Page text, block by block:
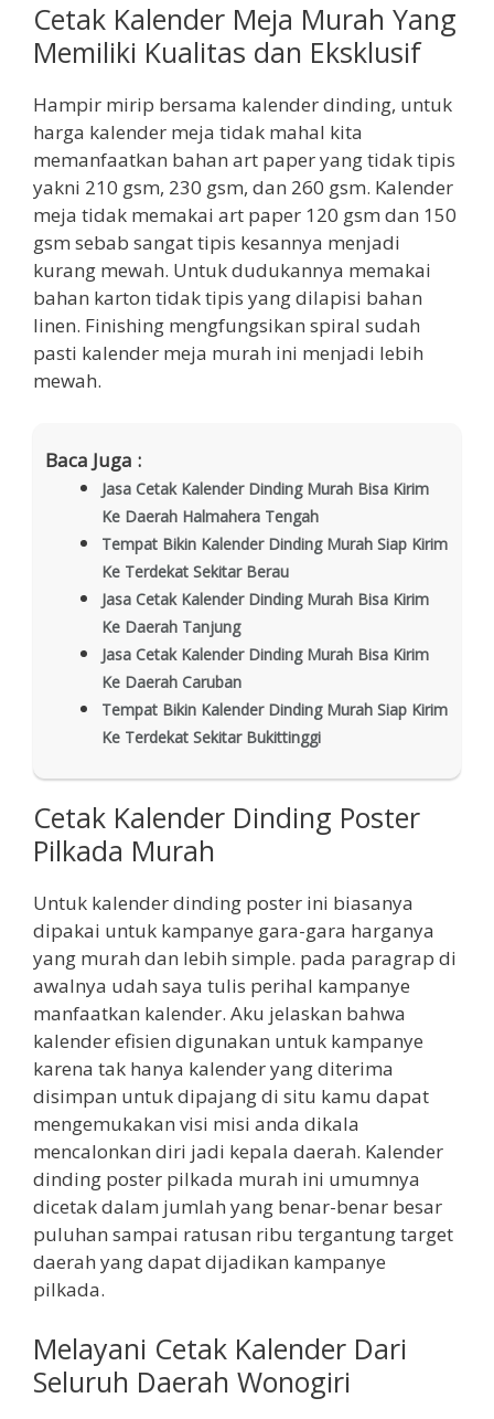
Cetak Kalender Meja Murah Yang
Memiliki Kualitas dan Eksklusif
Hampir mirip bersama kalender dinding, untuk
harga kalender meja tidak mahal kita
memanfaatkan bahan art paper yang tidak tipis
yakni 210 gsm, 230 gsm, dan 260 gsm. Kalender
meja tidak memakai art paper 120 gsm dan 150
gsm sebab sangat tipis kesannya menjadi
kurang mewah. Untuk dudukannya memakai
bahan karton tidak tipis yang dilapisi bahan
linen. Finishing mengfungsikan spiral sudah
pasti kalender meja murah ini menjadi lebih
mewah.
Baca Juga :
Jasa Cetak Kalender Dinding Murah Bisa Kirim
Ke Daerah Halmahera Tengah
Tempat Bikin Kalender Dinding Murah Siap Kirim
Ke Terdekat Sekitar Berau
Jasa Cetak Kalender Dinding Murah Bisa Kirim
Ke Daerah Tanjung
Jasa Cetak Kalender Dinding Murah Bisa Kirim
Ke Daerah Caruban
Tempat Bikin Kalender Dinding Murah Siap Kirim
Ke Terdekat Sekitar Bukittinggi
Cetak Kalender Dinding Poster
Pilkada Murah
Untuk kalender dinding poster ini biasanya
dipakai untuk kampanye gara-gara harganya
yang murah dan lebih simple. pada paragrap di
awalnya udah saya tulis perihal kampanye
manfaatkan kalender. Aku jelaskan bahwa
kalender efisien digunakan untuk kampanye
karena tak hanya kalender yang diterima
disimpan untuk dipajang di situ kamu dapat
mengemukakan visi misi anda dikala
mencalonkan diri jadi kepala daerah. Kalender
dinding poster pilkada murah ini umumnya
dicetak dalam jumlah yang benar-benar besar
puluhan sampai ratusan ribu tergantung target
daerah yang dapat dijadikan kampanye
pilkada.
Melayani Cetak Kalender Dari
Seluruh Daerah Wonogiri